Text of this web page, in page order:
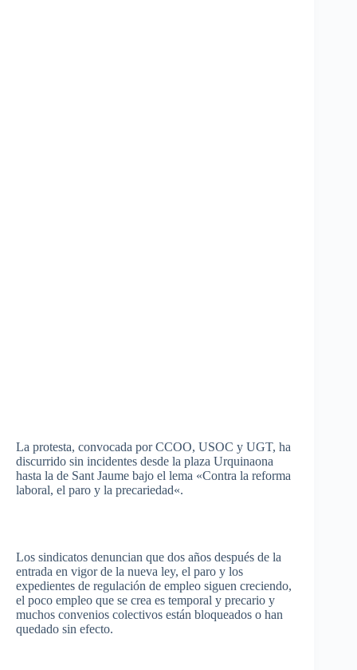
La protesta, convocada por CCOO, USOC y UGT, ha
discurrido sin incidentes desde la plaza Urquinaona
hasta la de Sant Jaume bajo el lema «Contra la reforma
laboral, el paro y la precariedad«.
Los sindicatos denuncian que dos años después de la
entrada en vigor de la nueva ley, el paro y los
expedientes de regulación de empleo siguen creciendo,
el poco empleo que se crea es temporal y precario y
muchos convenios colectivos están bloqueados o han
quedado sin efecto.